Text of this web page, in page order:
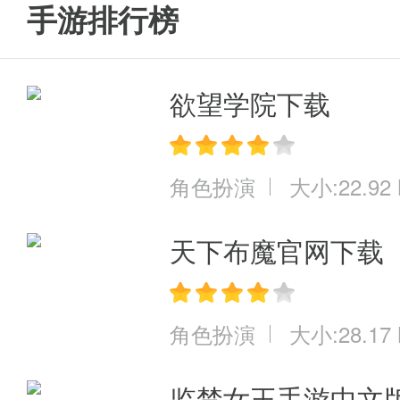
可以在这款游戏中找到属于自己的
手游排行榜
欲望学院下载
角色扮演 大小:22.92
天下布魔官网下载
角色扮演 大小:28.17